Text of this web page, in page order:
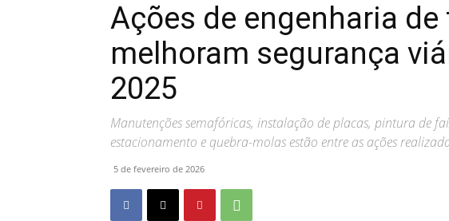
Ações de engenharia
melhoram segurança
2025
Manutenções semafóricas, instalação de placas, pintura de
estacionamento e quebra-molas estão entre as ações
5 de fevereiro de 2026